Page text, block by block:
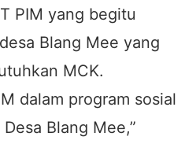
PIM yang begitu
Blang Mee yang
MCK.
dalam program sosial
Blang Mee,”